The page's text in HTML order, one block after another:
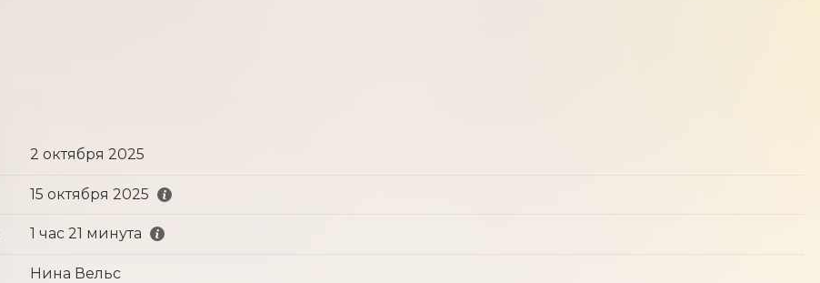
2 октября 2025
15 октября 2025
1 час 21 минута
Нина Вельс